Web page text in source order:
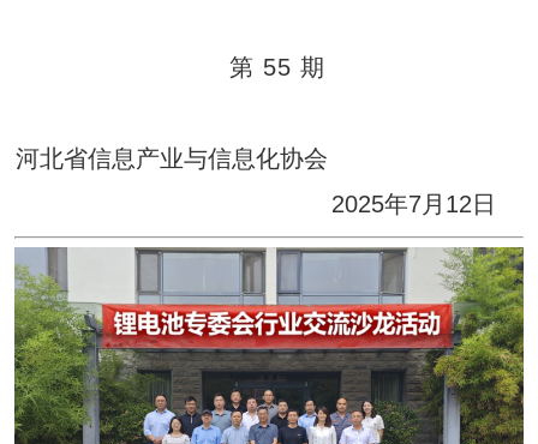
第 55 期
河北省信息产业与信息化协会
2025年7月12日